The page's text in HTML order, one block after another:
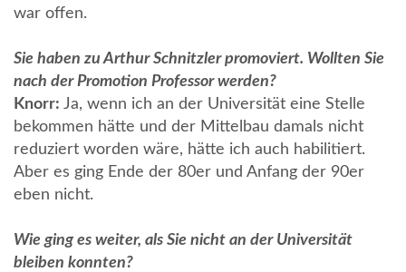
war offen.
Sie haben zu Arthur Schnitzler promoviert. Wollten Sie
nach der Promotion Professor werden?
Knorr: Ja, wenn ich an der Universität eine Stelle
bekommen hätte und der Mittelbau damals nicht
reduziert worden wäre, hätte ich auch habilitiert.
Aber es ging Ende der 80er und Anfang der 90er
eben nicht.
Wie ging es weiter, als Sie nicht an der Universität
bleiben konnten?